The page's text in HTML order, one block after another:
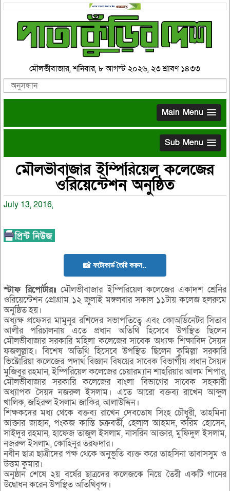
মৌলভীবাজার, শনিবার, ৮ আগস্ট ২০২৬, ২৩ শ্রাবণ ১৪৩৩
Main Menu
Sub Menu
মৌলভীবাজার ইম্পিরিয়েল কলেজের
ওরিয়েন্টেশন অনুষ্ঠিত
July 13, 2016,
📸 ফটোকার্ড তৈরি করুন..
স্টাফ রিপোর্টার॥মৌলভীবাজার ইম্পিরিয়েল কলেজের একাদশ শ্রেনির
ওরিয়েন্টেশন প্রোগ্রাম ১২ জুলাই মঙ্গলবার সকাল ১১টায় কলেজ হলরুমে
অনুষ্ঠিত হয়।
অধ্যক্ষ প্রফেসর মামুনুর রশিদের সভাপতিত্বে এবং কোঅর্ডিনেটর সিতাব
আলীর পরিচালনায় এতে প্রধান অতিথি হিসেবে উপস্থিত ছিলেন
মৌলভীবাজার সরকারি মহিলা কলেজের সাবেক অধ্যক্ষ শিক্ষাবিদ সৈয়দ
ফজলুল্লাহ। বিশেষ অতিথি হিসেবে উপস্থিত ছিলেন কুমিল্লা সরকারি
ভিক্টোরিয়া কলেজের পদার্থ বিজ্ঞান বিষয়ের সাবেক বিভাগীয় প্রধান সৈয়দ
মুজিবুর রহমান, ইম্পিরিয়েল কলেজের চেয়ারম্যান শাহরিয়ার আলম শিপার,
মৌলভীবাজার সরকারি কলেজের বাংলা বিভাগের সাবেক সহকারী
অধ্যাপক সৈয়দ নজরুল ইসলাম। এতে আরো বক্তব্য রাখেন আব্দুল
খালিক, জহিরুল ইসলাম জাকির, আলাউদ্দিন।
শিক্ষকদের মধ্য থেকে বক্তব্য রাখেন দেবতোষ সিংহ চৌধুরী, তাহমিনা
আক্তার জাহান, পংকজ কান্তি চক্রবর্তী, হেলাল আহমদ, করিম হোসেন,
সাইদুর রহমান, হাফেজ তাজুল ইসলাম, নাসরিন আক্তার, মুফিদুল ইসলাম,
নজরুল ইসলাম, কোহিনুর তরফদার।
নবীন ছাত্র ছাত্রীদের পক্ষ থেকে অনুভূতি ব্যক্ত করে তাহসিনা তাবাসসুম ও
উত্তম কুমার।
অনুষ্ঠান শেষে ২য় বর্ষের ছাত্রদের কলেজকে নিয়ে তৈরী একটি গানের
উদ্বোধন করেন উপস্থিত অতিথিবৃন্দ।